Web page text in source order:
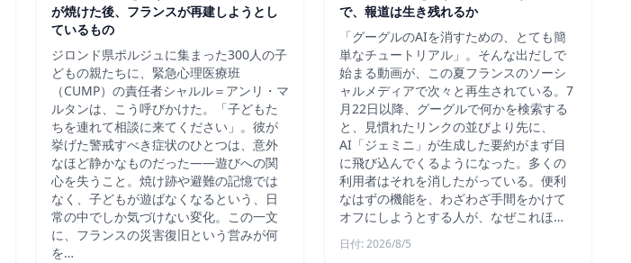
が焼けた後、フランスが再建しようとし
ているもの
ジロンド県ポルジュに集まった300人の子
どもの親たちに、緊急心理医療班
（CUMP）の責任者シャルル＝アンリ・マ
ルタンは、こう呼びかけた。「子どもた
ちを連れて相談に来てください」。彼が
挙げた警戒すべき症状のひとつは、意外
なほど静かなものだった――遊びへの関
心を失うこと。焼け跡や避難の記憶では
なく、子どもが遊ばなくなるという、日
常の中でしか気づけない変化。この一文
に、フランスの災害復旧という営みが何
を…
で、報道は生き残れるか
「グーグルのAIを消すための、とても簡
単なチュートリアル」。そんな出だしで
始まる動画が、この夏フランスのソーシ
ャルメディアで次々と再生されている。7
月22日以降、グーグルで何かを検索する
と、見慣れたリンクの並びより先に、
AI「ジェミニ」が生成した要約がまず目
に飛び込んでくるようになった。多くの
利用者はそれを消したがっている。便利
なはずの機能を、わざわざ手間をかけて
オフにしようとする人が、なぜこれほ…
日付: 2026/8/5